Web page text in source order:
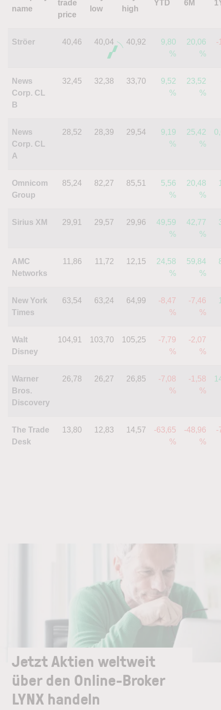
name
trade
price
low
high
YTD 6M
Ströer 40,46 40,04 40,92
9,80
%
20,06
%
-
News
Corp. CL
B
32,45 32,38 33,70
9,52
%
23,52
%
News
Corp. CL
A
28,52 28,39 29,54
9,19
%
25,42
%
Omnicom
Group
85,24 82,27 85,51
5,56
%
20,48
%
Sirius XM 29,91 29,57 29,96
49,59
%
42,77
%
AMC
Networks
11,86 11,72 12,15
24,58
%
59,84
%
New York
Times
63,54 63,24 64,99
-8,47
%
-7,46
%
Walt
Disney
104,91 103,70 105,25
-7,79
%
-2,07
%
Warner
Bros.
Discovery
26,78 26,27 26,85
-7,08
%
-1,58
%
The Trade
Desk
13,80 12,83 14,57
-63,65
%
-48,96
%
-
Jetzt Aktien weltweit
über den Online-Broker
LYNX handeln